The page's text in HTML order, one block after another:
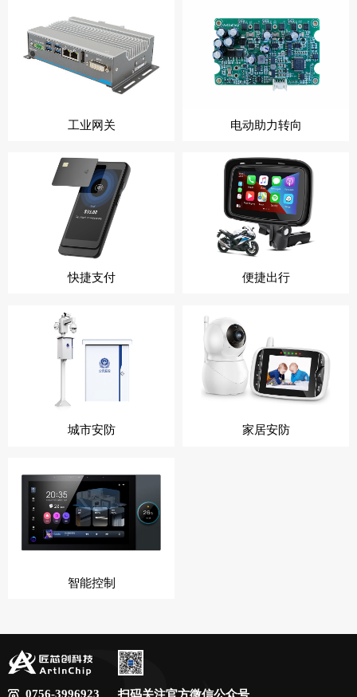
工业网关 电动助力转向
快捷支付 便捷出行
城市安防 家居安防
智能控制
0756-3996923